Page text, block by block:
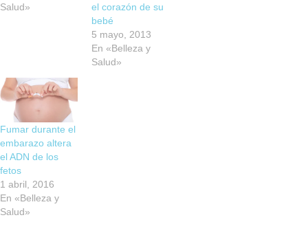
Salud»
el corazón de su
bebé
5 mayo, 2013
En «Belleza y
Salud»
Fumar durante el
embarazo altera
el ADN de los
fetos
1 abril, 2016
En «Belleza y
Salud»